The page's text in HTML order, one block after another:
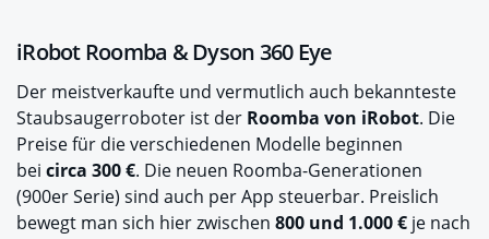
iRobot Roomba & Dyson 360 Eye
Der meistverkaufte und vermutlich auch bekannteste
Staubsaugerroboter ist der Roomba von iRobot. Die
Preise für die verschiedenen Modelle beginnen
bei circa 300 €. Die neuen Roomba-Generationen
(900er Serie) sind auch per App steuerbar. Preislich
bewegt man sich hier zwischen 800 und 1.000 € je nach